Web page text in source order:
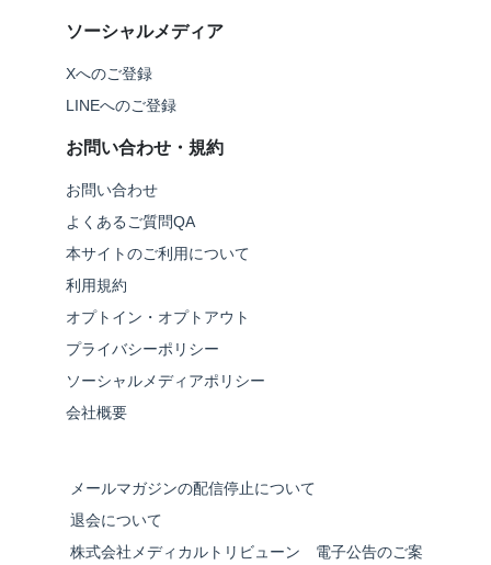
ソーシャルメディア
Xへのご登録
LINEへのご登録
お問い合わせ・規約
お問い合わせ
よくあるご質問QA
本サイトのご利用について
利用規約
オプトイン・オプトアウト
プライバシーポリシー
ソーシャルメディアポリシー
会社概要
メールマガジンの配信停止について
退会について
株式会社メディカルトリビューン 電子公告のご案